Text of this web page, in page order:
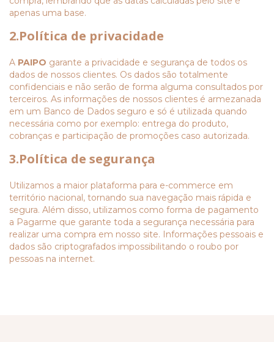
apenas uma base.
2.Política de privacidade
A PAIPO garante a privacidade e segurança de todos os
dados de nossos clientes. Os dados são totalmente
confidenciais e não serão de forma alguma consultados por
terceiros. As informações de nossos clientes é armezanada
em um Banco de Dados seguro e só é utilizada quando
necessária como por exemplo: entrega do produto,
cobranças e participação de promoções caso autorizada.
3.Política de segurança
Utilizamos a maior plataforma para e-commerce em
território nacional, tornando sua navegação mais rápida e
segura. Além disso, utilizamos como forma de pagamento
a Pagarme que garante toda a segurança necessária para
realizar uma compra em nosso site. Informações pessoais e
dados são criptografados impossibilitando o roubo por
pessoas na internet.